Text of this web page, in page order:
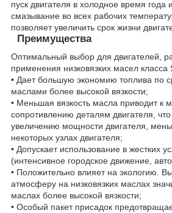
пуск двигателя в холодное время года
смазывание во всех рабочих
позволяет увеличить срок жизни
Преимущества
Оптимальный выбор для двигателей,
применения низковязких масел класса
• Дает большую экономию топлива по
маслами более высокой вязкости;
• Меньшая вязкость масла приводит к
сопротивлению деталям двигателя,
увеличению мощности двигателя,
некоторых узлах двигателя;
• Допускает использование в жестких
(интенсивное городское движение,
• Положительно влияет на экологию.
атмосферу на низковязких маслах
маслах более высокой вязкости;
• Особый пакет присадок